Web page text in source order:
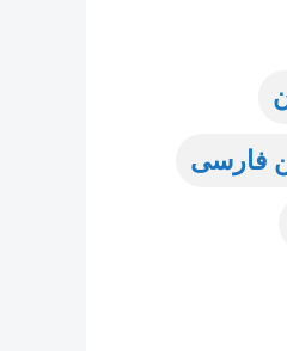
فارسی